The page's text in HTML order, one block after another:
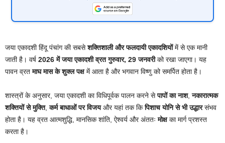
जया एकादशी हिंदू पंचांग की सबसेशक्तिशाली और फलदायी एकादशियोंमें से एक मानी
जाती है। वर्ष 2026 में जया एकादशी व्रत गुरुवार, 29 जनवरीको रखा जाएगा। यह
पावन व्रतमाघ मास के शुक्ल पक्षमें आता है और भगवान विष्णु को समर्पित होता है।
शास्त्रों के अनुसार, जया एकादशी का विधिपूर्वक पालन करने सेपापों का नाश,नकारात्मक
शक्तियों से मुक्ति,कर्म बाधाओं पर विजयऔर यहां तक किपिशाच योनि से भी उद्धारसंभव
होता है। यह व्रत आत्मशुद्धि, मानसिक शांति, ऐश्वर्य और अंततःमोक्षका मार्ग प्रशस्त
करता है।